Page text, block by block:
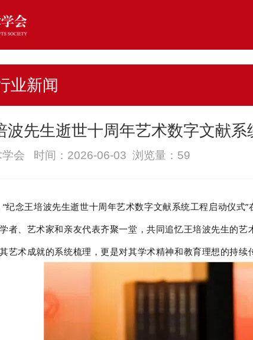
业新闻
波先生逝世十周年艺术数字文献
学会 时间：2026-06-03 浏览量： 59
纪念王培波先生逝世十周年艺术数字文献系统工程启动仪式
者、艺术家和亲友代表齐聚一堂，共同追忆王培波先生的
艺术成就的系统梳理，更是对其学术精神和教育理想的持续